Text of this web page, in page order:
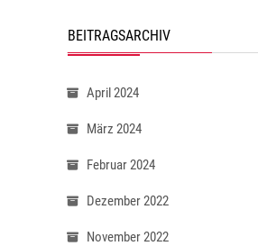
BEITRAGSARCHIV
April 2024
März 2024
Februar 2024
Dezember 2022
November 2022